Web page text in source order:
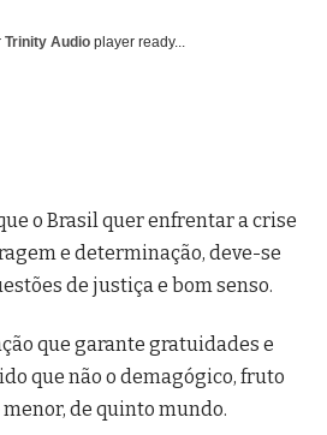
Trinity Audio player ready...
o Brasil quer enfrentar a crise
e determinação, deve-se
de justiça e bom senso.
que garante gratuidades e
que não o demagógico, fruto
de quinto mundo.